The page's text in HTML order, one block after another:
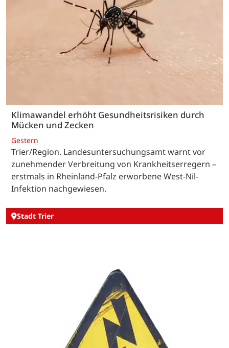
Klimawandel erhöht Gesundheitsrisiken durch
Mücken und Zecken
Gestern
Trier/Region. Landesuntersuchungsamt warnt vor
zunehmender Verbreitung von Krankheitserregern –
erstmals in Rheinland-Pfalz erworbene West-Nil-
Infektion nachgewiesen.
Stadt Trier